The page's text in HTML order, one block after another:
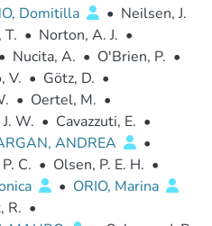
Domitilla
• Neilsen, J.
T. • Norton, A. J. •
• Nucita, A. • O'Brien, P. •
V. • Götz, D. •
• Oertel, M. •
W. • Cavazzuti, E. •
ANDREA
•
C. • Olsen, P. E. H. •
• ORIO, Marina
R. •